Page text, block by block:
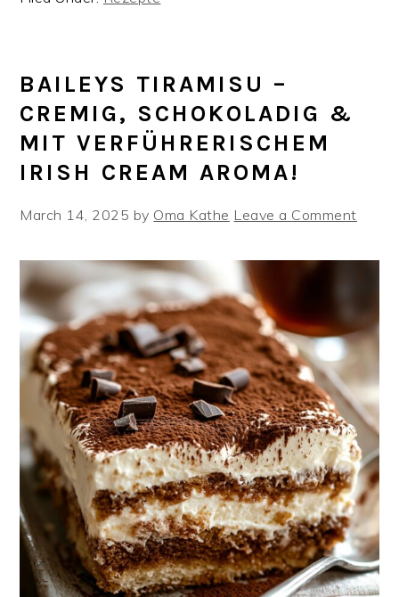
BAILEYS TIRAMISU –
CREMIG, SCHOKOLADIG &
MIT VERFÜHRERISCHEM
IRISH CREAM AROMA!
March 14, 2025 by Oma Kathe Leave a Comment